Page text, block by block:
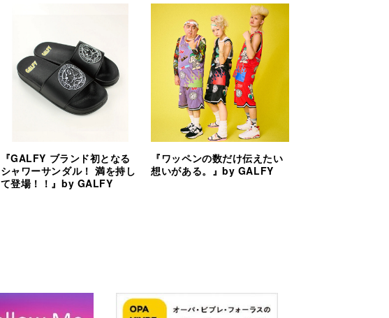
『GALFY ブランド初となる
シャワーサンダル！ 満を持し
て登場！！』by GALFY
『ワッペンの数だけ伝えたい
想いがある。』by GALFY